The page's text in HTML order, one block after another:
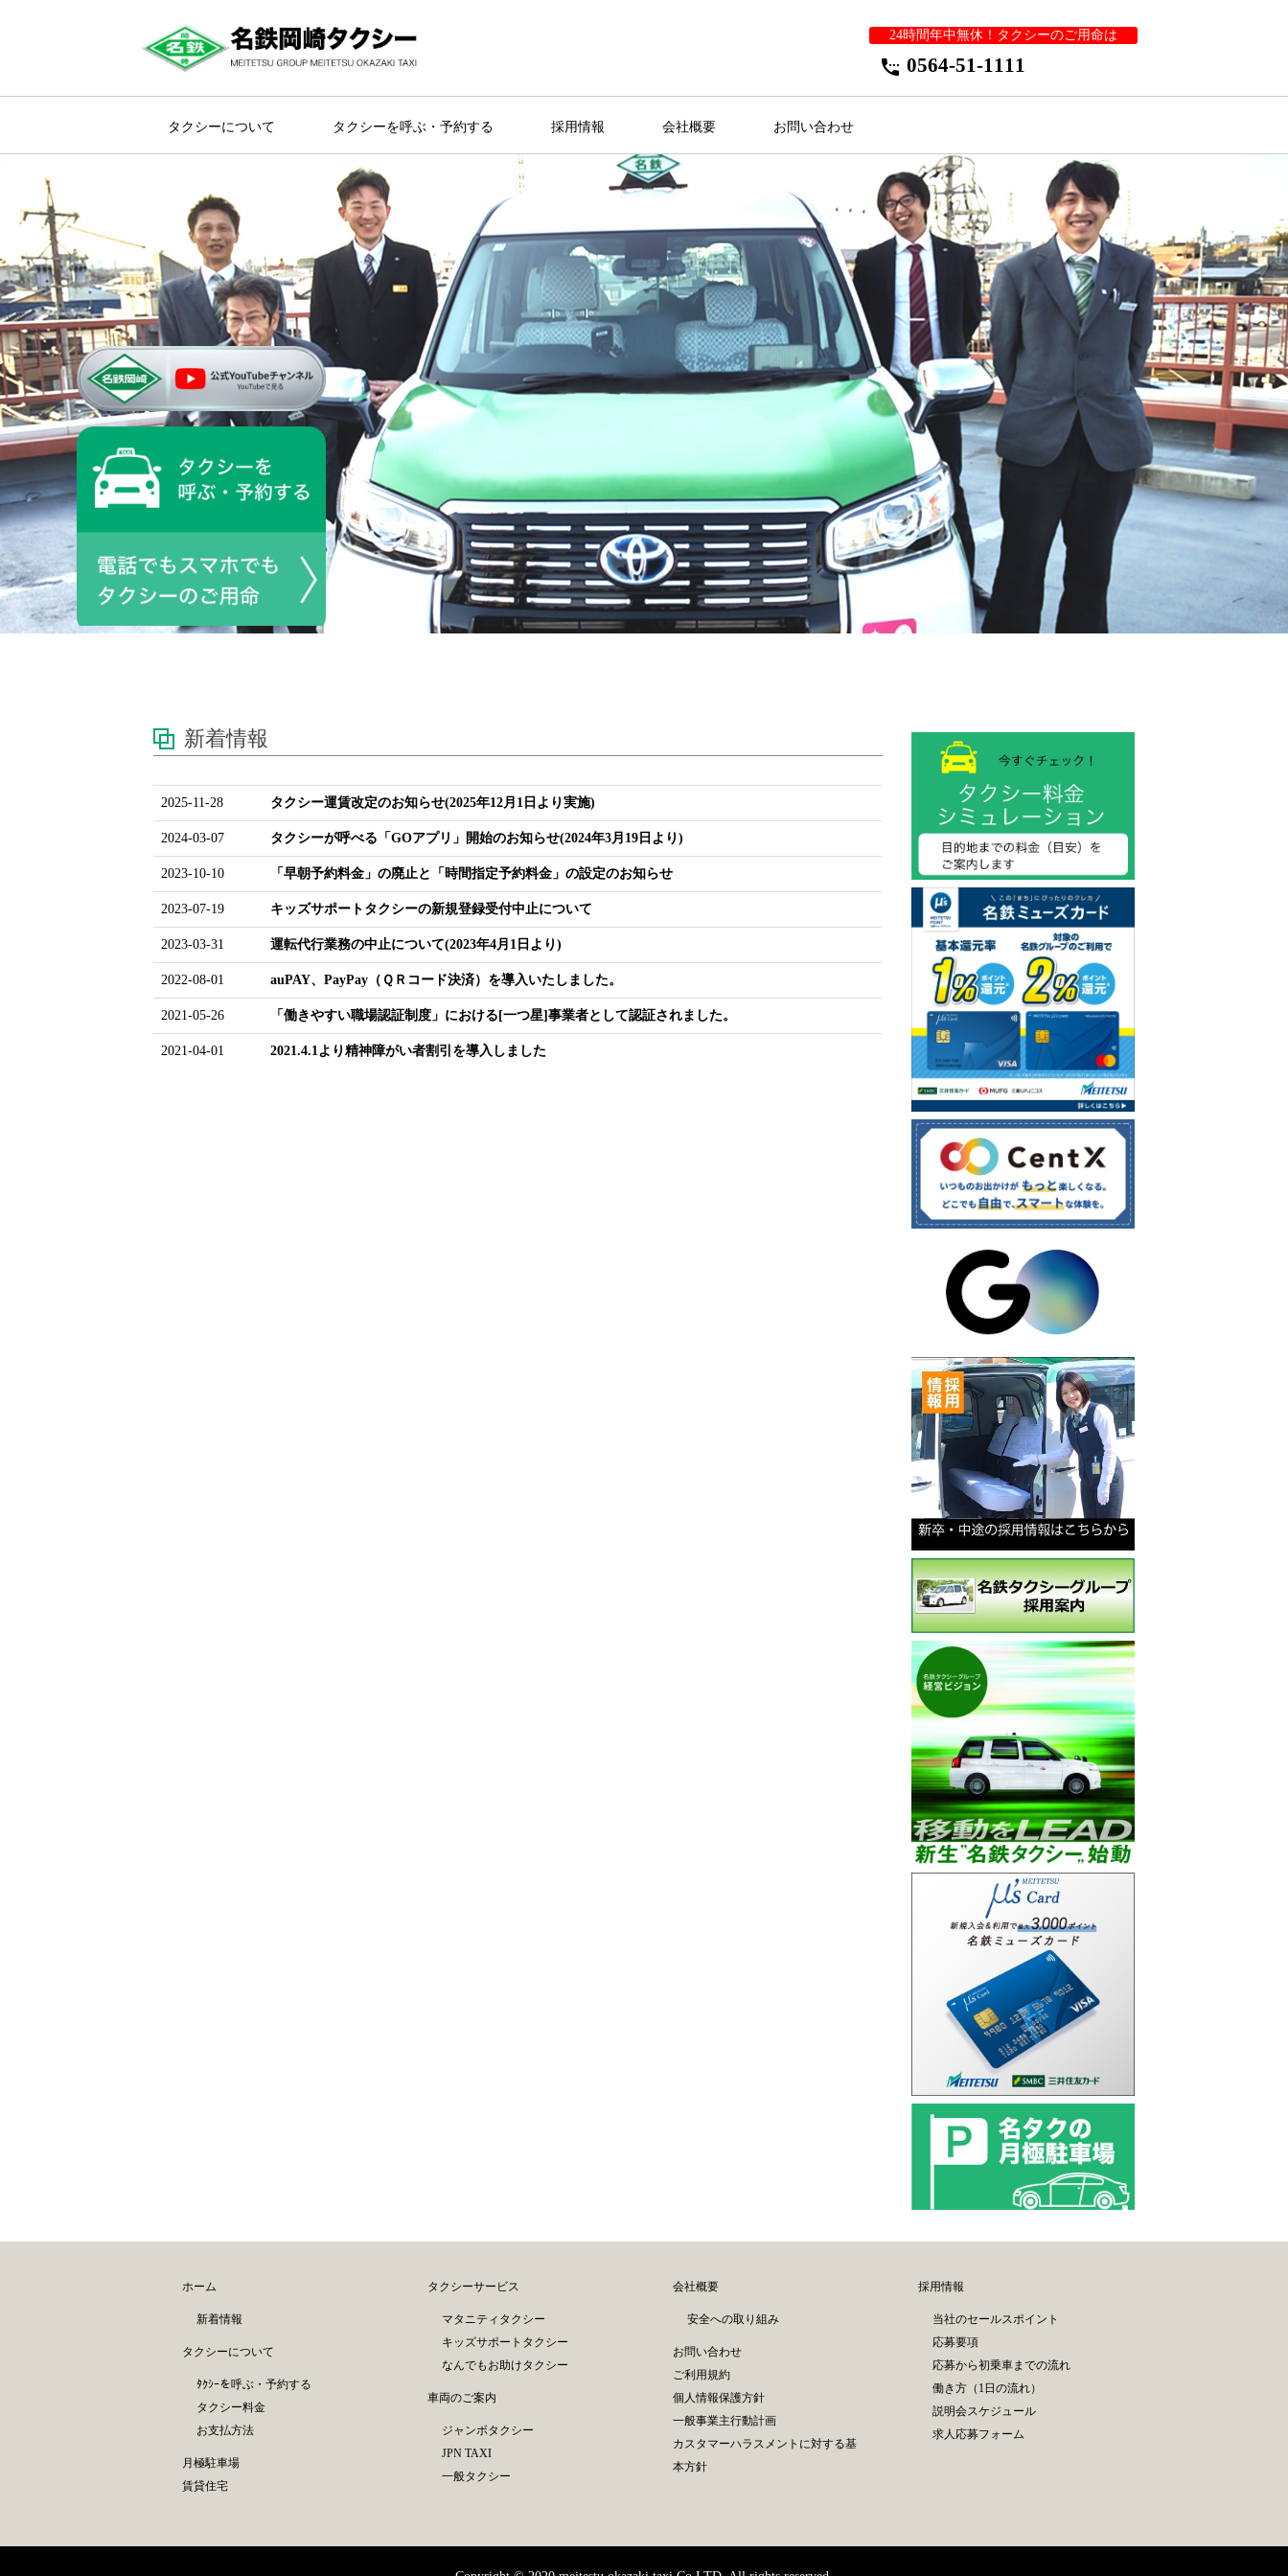
24時間年中無休！タクシーのご用命は
settings_phone 0564-51-1111
タクシーについて タクシーを呼ぶ・予約する 採用情報 会社概要 お問い合わせ
新着情報
2025-11-28 タクシー運賃改定のお知らせ(2025年12月1日より実施)
2024-03-07 タクシーが呼べる「GOアプリ」開始のお知らせ(2024年3月19日より)
2023-10-10 「早朝予約料金」の廃止と「時間指定予約料金」の設定のお知らせ
2023-07-19 キッズサポートタクシーの新規登録受付中止について
2023-03-31 運転代行業務の中止について(2023年4月1日より)
2022-08-01 auPAY、PayPay（ＱＲコード決済）を導入いたしました。
2021-05-26 「働きやすい職場認証制度」における[一つ星]事業者として認証されました。
2021-04-01 2021.4.1より 精神障がい者割引 を導入しました
ホーム
新着情報
タクシーについて
ﾀｸｼｰを呼ぶ・予約する
タクシー料金
お支払方法
月極駐車場
賃貸住宅
タクシーサービス
マタニティタクシー
キッズサポートタクシー
なんでもお助けタクシー
車両のご案内
ジャンボタクシー
JPN TAXI
一般タクシー
会社概要
安全への取り組み
お問い合わせ
ご利用規約
個人情報保護方針
一般事業主行動計画
カスタマーハラスメントに対する基
本方針
採用情報
当社のセールスポイント
応募要項
応募から初乗車までの流れ
働き方（1日の流れ）
説明会スケジュール
求人応募フォーム